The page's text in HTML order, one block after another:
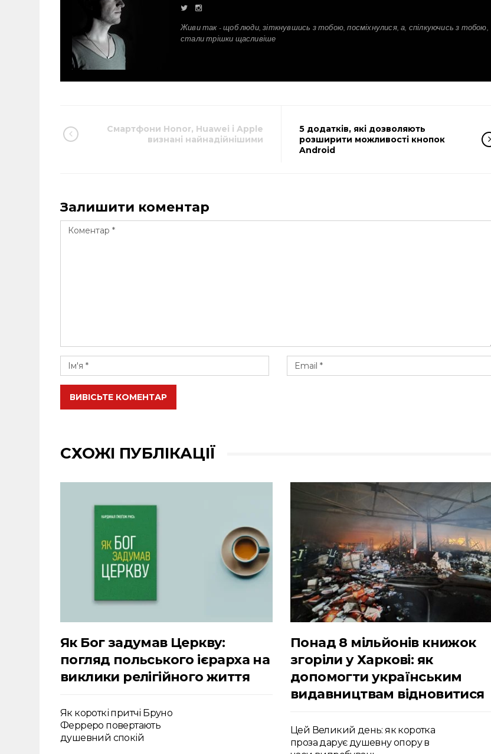
Живи так - щоб люди, зіткнувшись з тобою, посміхнулися, а, спілкуючись з тобою,
стали трішки щасливіше
Смартфони Honor, Huawei і Apple
визнані найнадійнішими
5 додатків, які дозволяють
розширити можливості кнопок
Android
Залишити коментар
ВИВІСЬТЕ КОМЕНТАР
СХОЖІ ПУБЛІКАЦІЇ
Як Бог задумав Церкву:
погляд польського ієрарха на
виклики релігійного життя
Як короткі притчі Бруно
Ферреро повертають
душевний спокій
Понад 8 мільйонів книжок
згоріли у Харкові: як
допомогти українським
видавництвам відновитися
Цей Великий день: як коротка
проза дарує душевну опору в